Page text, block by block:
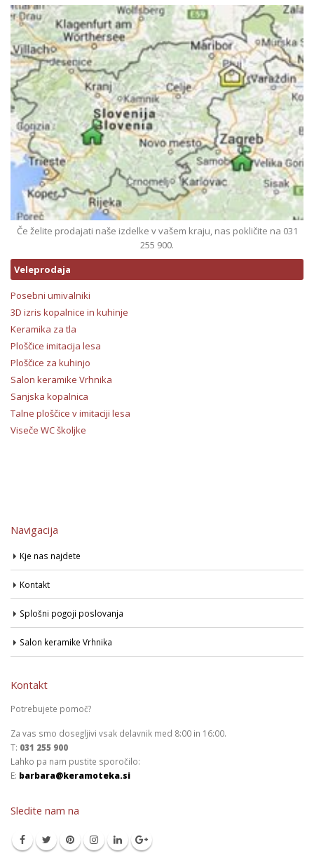
Če želite prodajati naše izdelke v vašem kraju, nas pokličite na 031
255 900.
Veleprodaja
Posebni umivalniki
3D izris kopalnice in kuhinje
Keramika za tla
Ploščice imitacija lesa
Ploščice za kuhinjo
Salon keramike Vrhnika
Sanjska kopalnica
Talne ploščice v imitaciji lesa
Viseče WC školjke
Navigacija
Kje nas najdete
Kontakt
Splošni pogoji poslovanja
Salon keramike Vrhnika
Kontakt
Potrebujete pomoč?
Za vas smo dosegljivi vsak delavnik med 8:00 in 16:00.
T: 031 255 900
Lahko pa nam pustite sporočilo:
E: barbara@keramoteka.si
Sledite nam na